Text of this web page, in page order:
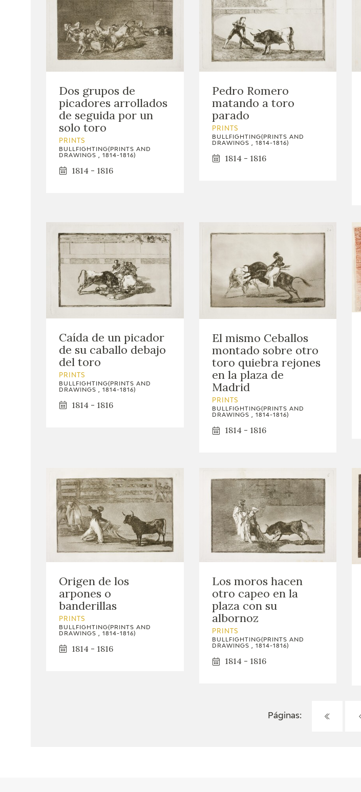
Dos grupos de
picadores arrollados
de seguida por un
solo toro
PRINTS
BULLFIGHTING(PRINTS AND
DRAWINGS , 1814-1816)
1814 - 1816
Pedro Romero
matando a toro
parado
PRINTS
BULLFIGHTING(PRINTS AND
DRAWINGS , 1814-1816)
1814 - 1816
Caída de un picador
de su caballo debajo
del toro
PRINTS
BULLFIGHTING(PRINTS AND
DRAWINGS , 1814-1816)
1814 - 1816
El mismo Ceballos
montado sobre otro
toro quiebra rejones
en la plaza de
Madrid
PRINTS
BULLFIGHTING(PRINTS AND
DRAWINGS , 1814-1816)
1814 - 1816
Origen de los
arpones o
banderillas
PRINTS
BULLFIGHTING(PRINTS AND
DRAWINGS , 1814-1816)
1814 - 1816
Los moros hacen
otro capeo en la
plaza con su
albornoz
PRINTS
BULLFIGHTING(PRINTS AND
DRAWINGS , 1814-1816)
1814 - 1816
Páginas: